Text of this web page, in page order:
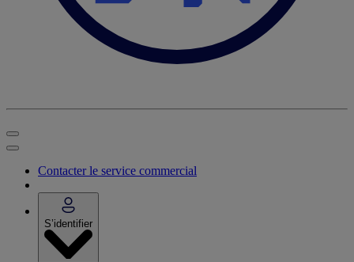
Contacter le service commercial
S’identifier